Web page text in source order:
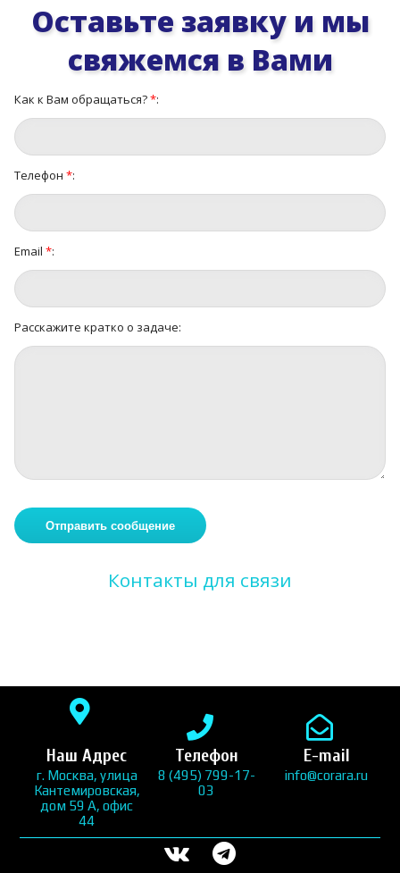
Оставьте заявку и мы
свяжемся в Вами
Как к Вам обращаться?*:
Телефон *:
Email *:
Расскажите кратко о задаче:
Контакты для связи
Наш Адрес
г. Москва, улица
Кантемировская,
дом 59 А, офис
44
Телефон
8 (495) 799-17-
03
E-mail
info@corara.ru